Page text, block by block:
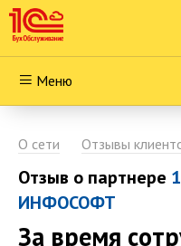
Меню
О сети Отзывы
Отзыв о партнере
ИНФОСОФТ
За время